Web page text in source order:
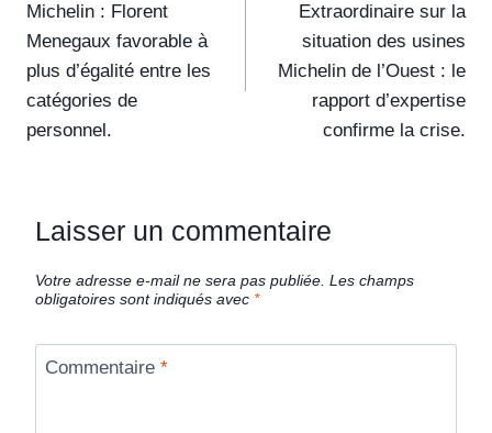
Michelin : Florent
Menegaux favorable à
plus d’égalité entre les
catégories de
personnel.
Extraordinaire sur la
situation des usines
Michelin de l’Ouest : le
rapport d’expertise
confirme la crise.
Laisser un commentaire
Votre adresse e-mail ne sera pas publiée. Les champs
obligatoires sont indiqués avec *
Commentaire *